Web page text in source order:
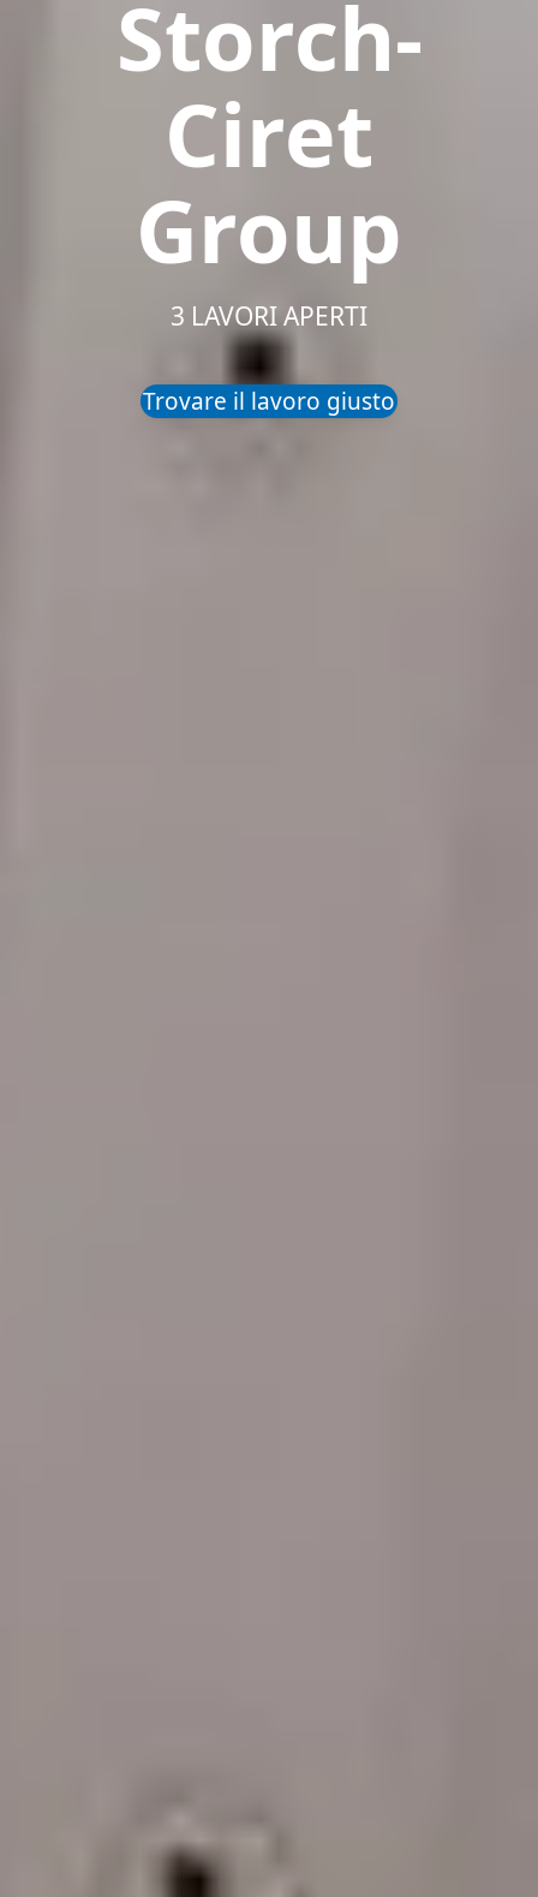
Storch-
Ciret
Group
3 LAVORI APERTI
Trovare il lavoro giusto